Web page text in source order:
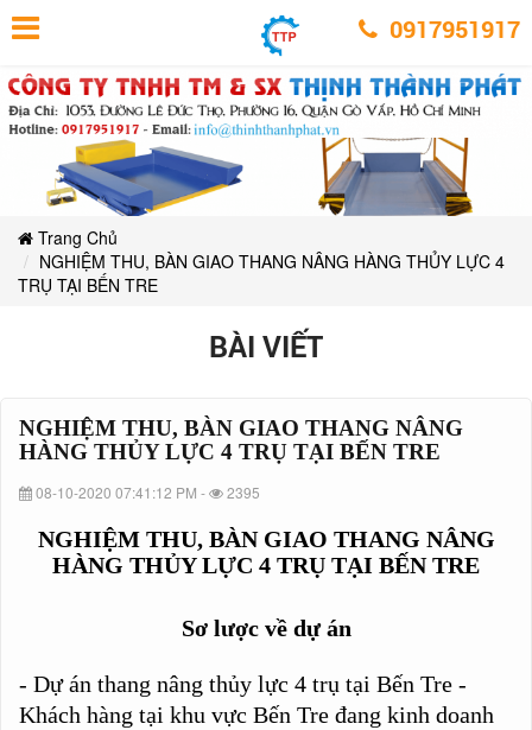
NGHIỆM
THU,
BÀN
GIAO
THANG
NÂNG
HÀNG
4
TRỤ
TẠI
BẾN
NGHIỆM
BÀN
GIAO
THANG
NÂNG
HÀNG
THỦY
TRỤ
TẠI
BẾN
TRE
NGHIỆM
THU,
BÀN
GIAO
THANG
NÂNG
HÀNG
THỦY
LỰC
TRE
NGHIỆM
THU,
GIAO
THANG
NÂNG
THỦY
TRỤ
TẠI
BẾN
THU,
BÀN
THANG
NÂNG
HÀNG
THỦY
TRE
THU,
BÀN
THANG
NÂNG
HÀNG
THỦY
LỰC
0917951917
Trang Chủ
NGHIỆM THU, BÀN GIAO THANG NÂNG HÀNG THỦY LỰC 4
TRỤ TẠI BẾN TRE
BÀI VIẾT
NGHIỆM THU, BÀN GIAO THANG NÂNG
HÀNG THỦY LỰC 4 TRỤ TẠI BẾN TRE
08-10-2020 07:41:12 PM - 2395
NGHIỆM THU, BÀN GIAO THANG NÂNG
HÀNG THỦY LỰC 4 TRỤ TẠI BẾN TRE
Sơ lược về dự án
- Dự án thang nâng thủy lực 4 trụ tại Bến Tre -
Khách hàng tại khu vực Bến Tre đang kinh doanh